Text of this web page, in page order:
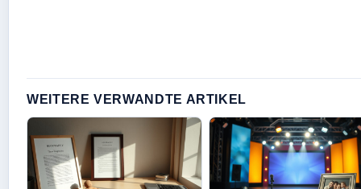
WEITERE VERWANDTE ARTIKEL